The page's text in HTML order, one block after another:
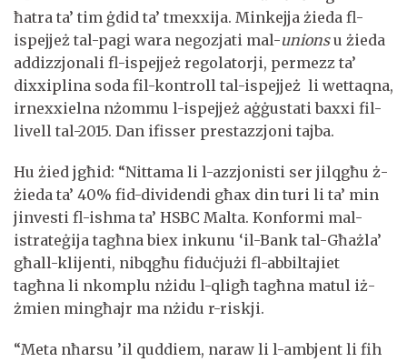
ħatra ta’ tim ġdid ta’ tmexxija. Minkejja żieda fl-
ispejjeż tal-pagi wara negozjati mal-unionsu żieda
addizzjonali fl-ispejjeż regolatorji, permezz ta’
dixxiplina soda fil-kontroll tal-ispejjeż li wettaqna,
irnexxielna nżommu l-ispejjeż aġġustati baxxi fil-
livell tal-2015. Dan ifisser prestazzjoni tajba.
Hu żied jgħid: “Nittama li l-azzjonisti ser jilqgħu ż-
żieda ta’ 40% fid-dividendi għax din turi li ta’ min
jinvesti fl-ishma ta’ HSBC Malta. Konformi mal-
istrateġija tagħna biex inkunu ‘il-Bank tal-Għażla’
għall-klijenti, nibqgħu fiduċjużi fl-abbiltajiet
tagħna li nkomplu nżidu l-qligħ tagħna matul iż-
żmien mingħajr ma nżidu r-riskji.
“Meta nħarsu ’il quddiem, naraw li l-ambjent li fih